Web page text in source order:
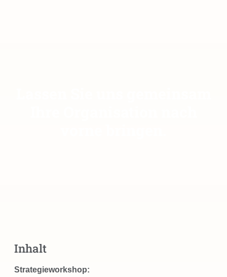
Inhalt
Strategieworkshop: